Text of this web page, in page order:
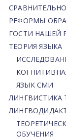
РЕФОРМЫ
ГОСТИ НАШЕЙ
ТЕОРИЯ ЯЗЫКА
ЯЗЫК СМИ
ЛИНГВИСТИКА
ОБУЧЕНИЯ